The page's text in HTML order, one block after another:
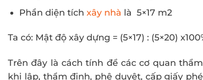
Phần diện tíchxây nhà là 5×17 m2
Ta có: Mật độ xây dựng = (5×17) : (5×20)
Trên đây là cách tính để các cơ quan
khi lập, thẩm định, phê duyệt, cấp giấy